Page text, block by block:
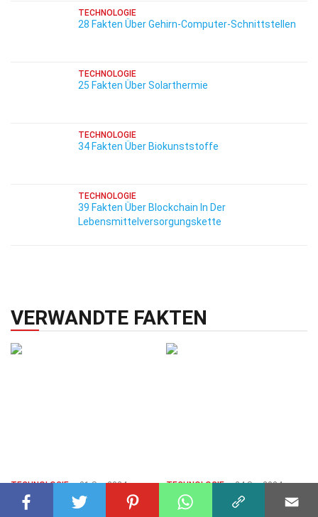
TECHNOLOGIE
28 Fakten Über Gehirn-Computer-Schnittstellen
TECHNOLOGIE
25 Fakten Über Solarthermie
TECHNOLOGIE
34 Fakten Über Biokunststoffe
TECHNOLOGIE
39 Fakten Über Blockchain In Der
Lebensmittelversorgungskette
VERWANDTE FAKTEN
TECHNOLOGIE 21 Sep 2024
40 Fakten Über Bioinformatik
TECHNOLOGIE 24 Sep 2024
38 Fakten Über Computational